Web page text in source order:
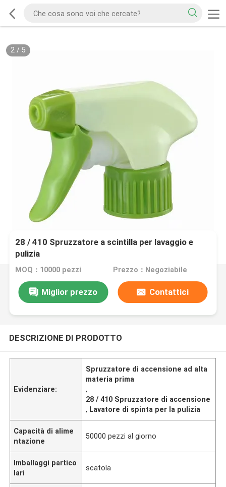
2/ 5
28 / 410 Spruzzatore a scintilla per lavaggio e
pulizia
MOQ：10000 pezzi Prezzo：Negoziabile
Miglior prezzo Contattici
DESCRIZIONE DI PRODOTTO
Evidenziare:
Spruzzatore di accensione ad alta
materia prima
,
28 / 410 Spruzzatore di accensione
, Lavatore di spinta per la pulizia
Capacità di alime
ntazione
50000 pezzi al giorno
Imballaggi partico
lari
scatola